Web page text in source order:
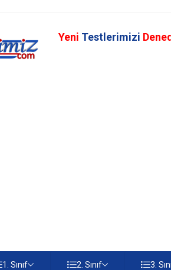
Yeni Testlerimizi
1. Sınıf 2. Sınıf 3.